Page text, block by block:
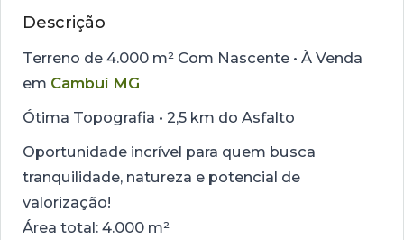
Descrição
Terreno de 4.000 m² Com Nascente • À Venda
em Cambuí MG
Ótima Topografia • 2,5 km do Asfalto
Oportunidade incrível para quem busca
tranquilidade, natureza e potencial de
valorização!
Área total: 4.000 m²